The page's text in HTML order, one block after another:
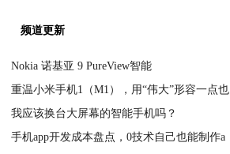
频道更新
Nokia 诺基亚 9 PureView智能
重温小米手机1（M1），用“伟大”形容一点也
我应该换台大屏幕的智能手机吗？
手机app开发成本盘点，0技术自己也能制作a